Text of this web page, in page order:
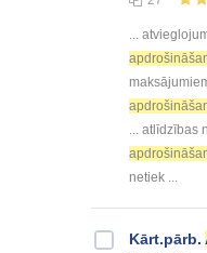
...
... atlīdzības
netiek ...
Kārt.pārb.